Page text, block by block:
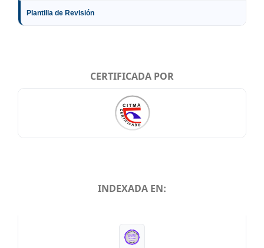
Plantilla de Revisión
CERTIFICADA POR
INDEXADA EN: